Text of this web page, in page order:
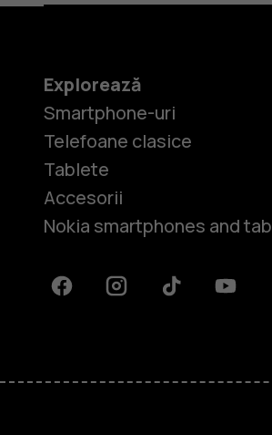
Explorează
Smartphone-uri
Telefoane clasice
Tablete
Accesorii
Nokia smartphones and
FacebookInstagramTiktok